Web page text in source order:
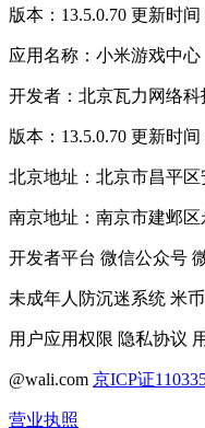
版本：13.5.0.70 更新时间
应用名称：小米游戏中心
开发者：北京瓦力网络科
版本：13.5.0.70 更新时间
北京地址：北京市昌平
南京地址：南京市建邺
开发者平台 微信公众号
未成年人防沉迷系统 米币
用户应用权限 隐私协议
@wali.com 京ICP证
营业执照